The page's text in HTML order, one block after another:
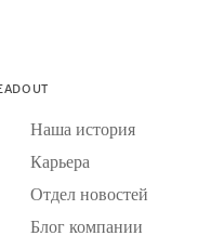
Наша история
Карьера
Отдел новостей
Блог компании